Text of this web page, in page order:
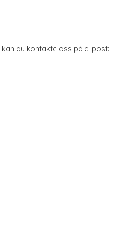
kan du kontakte oss på e-post: